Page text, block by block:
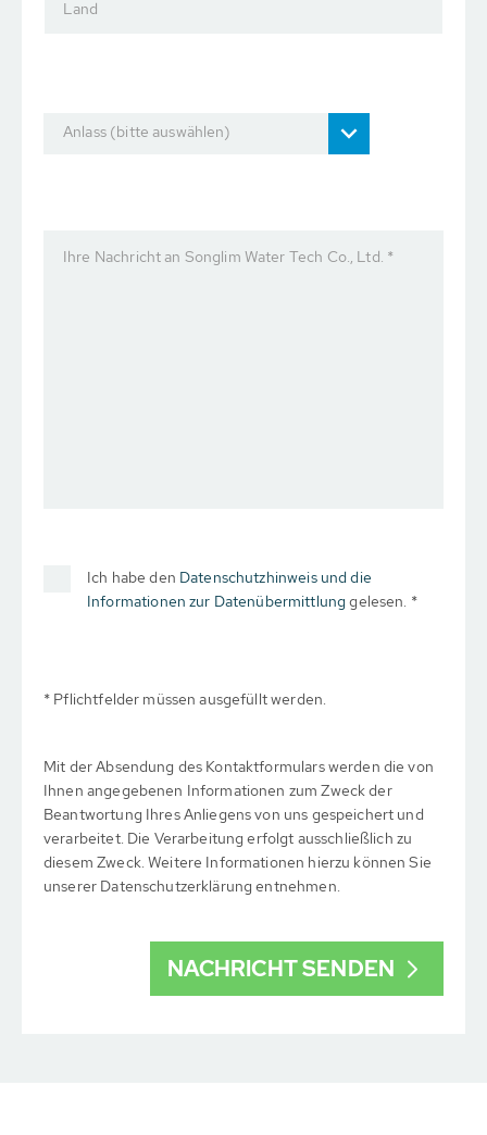
Land
Anlass (bitte auswählen)
Ihre Nachricht an Songlim Water Tech Co., Ltd. *
Ich habe den Datenschutzhinweis und die
Informationen zur Datenübermittlunggelesen. *
* Pflichtfelder müssen ausgefüllt werden.
Mit der Absendung des Kontaktformulars werden die von
Ihnen angegebenen Informationen zum Zweck der
Beantwortung Ihres Anliegens von uns gespeichert und
verarbeitet. Die Verarbeitung erfolgt ausschließlich zu
diesem Zweck. Weitere Informationen hierzu können Sie
unserer Datenschutzerklärung entnehmen.